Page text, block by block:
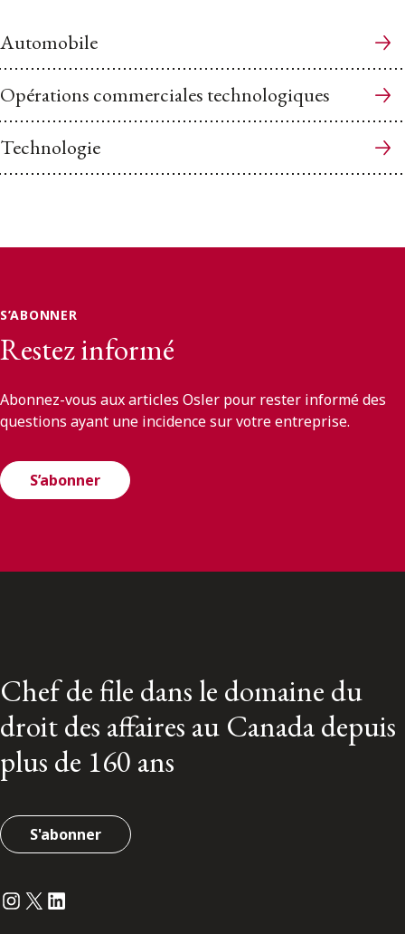
Automobile
Opérations commerciales technologiques
Technologie
S’ABONNER
Restez informé
Abonnez-vous aux articles Osler pour rester informé des
questions ayant une incidence sur votre entreprise.
S’abonner
Chef de file dans le domaine du
droit des affaires au Canada depuis
plus de 160 ans
S'abonner
Instagram
Twitter
LinkedIn